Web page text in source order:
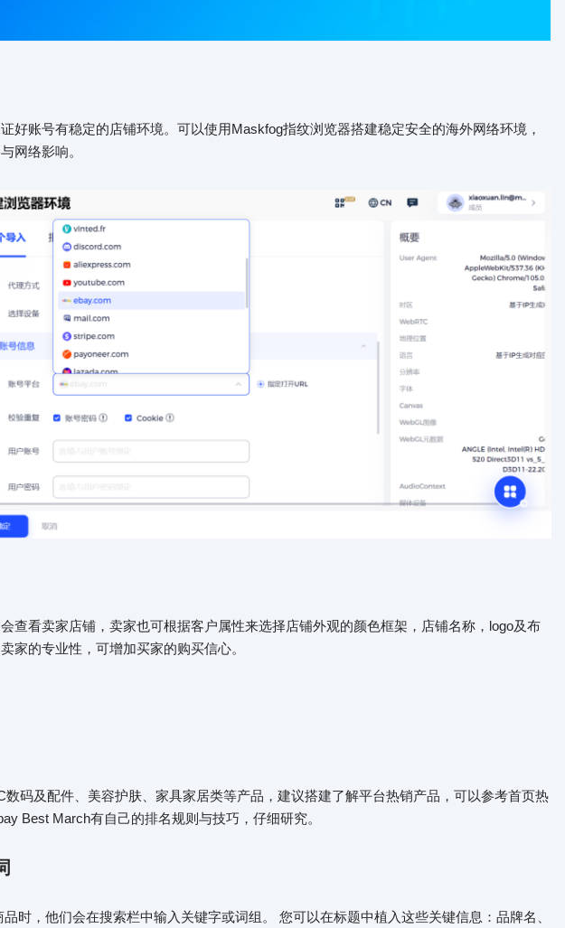
好账号有稳定的店铺环境。可以使用Maskfog指纹浏览器搭建稳定安全的海外网络环境，
网络影响。
查看卖家店铺，卖家也可根据客户属性来选择店铺外观的颜色框架，店铺名称，logo及布
家的专业性，可增加买家的购买信心。
数码及配件、美容护肤、家具家居类等产品，建议搭建了解平台热销产品，可以参考首页热
Best March有自己的排名规则与技巧，仔细研究。
时，他们会在搜索栏中输入关键字或词组。 您可以在标题中植入这些关键信息：品牌名、